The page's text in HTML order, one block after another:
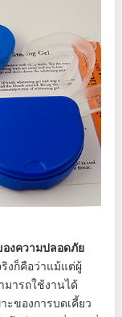
งความปลอดภัย
งก็คือว่าแม้แต่ผู้
มารถใช้งานได้
ะของการบดเคี้ยว